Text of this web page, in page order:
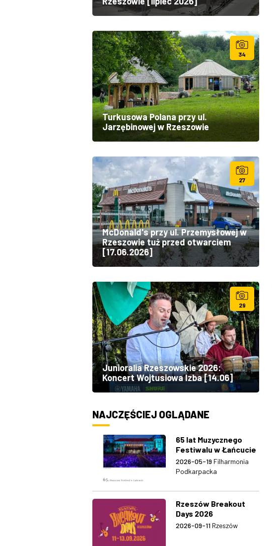
34
Turkusowa Polana przy ul.
Jarzębinowej w Rzeszowie
27
McDonald's przy ul. Przemysłowej w
Rzeszowie tuż przed otwarciem
[17.06.2026]
29
Junioralia Rzeszowskie 2026:
Koncert Wojtusiowa Izba [14.06]
NAJCZĘŚCIEJ OGLĄDANE
65 lat Muzycznego
Festiwalu w Łańcucie
2026-05-19 Filharmonia
Podkarpacka
Rzeszów Breakout
Days 2026
2026-09-11 Rzeszów